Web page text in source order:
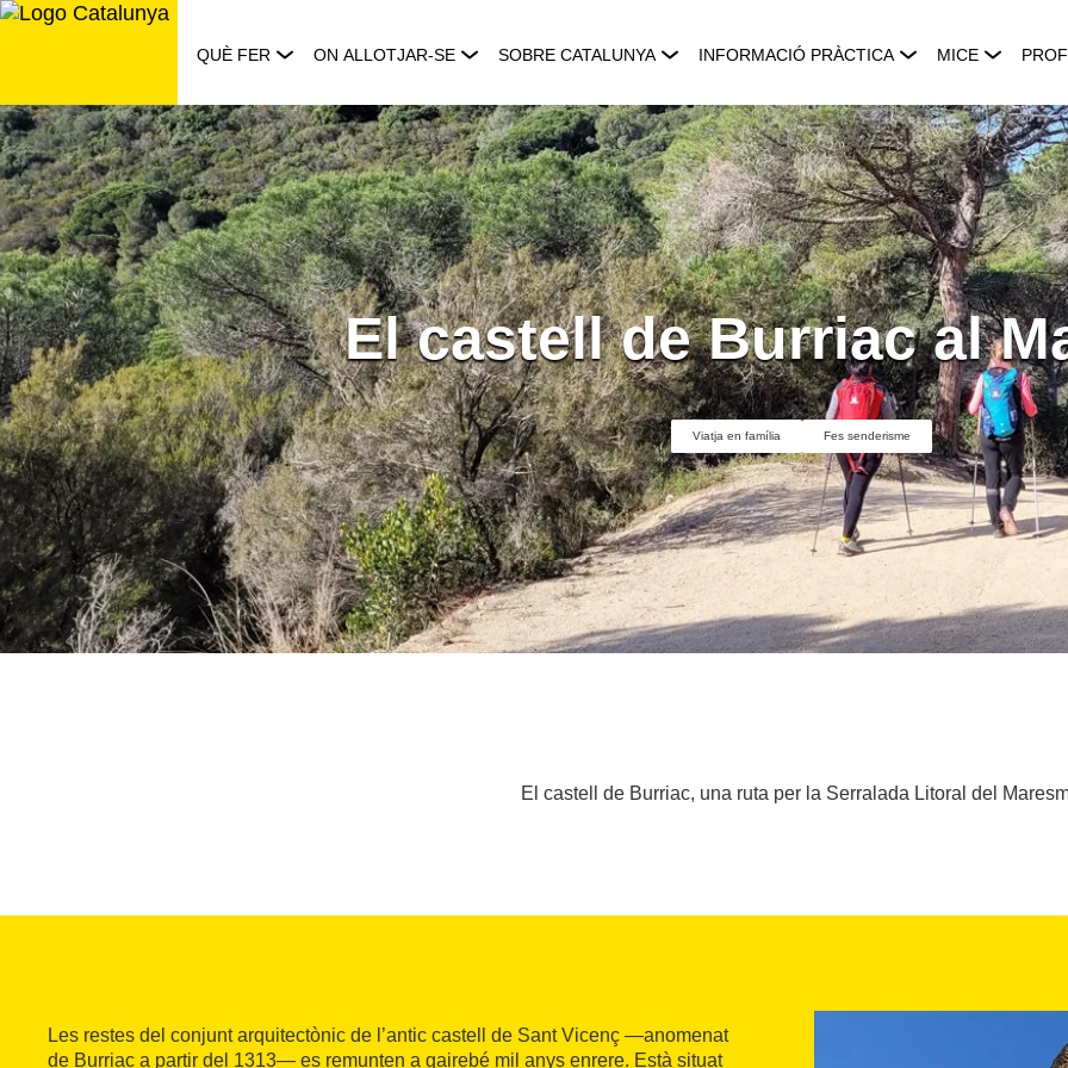
Saltar
QUÈ FER ON ALLOTJAR-SE SOBRE CATALUNYA INFORMACIÓ PRÀCTICA MICE
El castell de Burriac al
Viatja en família Fes senderisme
El castell de Burriac, una ruta per la Serralada Litoral del
Les restes del conjunt arquitectònic de l’antic castell de Sant Vicenç —anomenat
de Burriac a partir del 1313— es remunten a gairebé mil anys enrere. Està situat